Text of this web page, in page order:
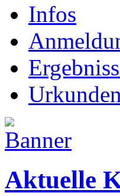
Infos
Urkunden
Aktuelle